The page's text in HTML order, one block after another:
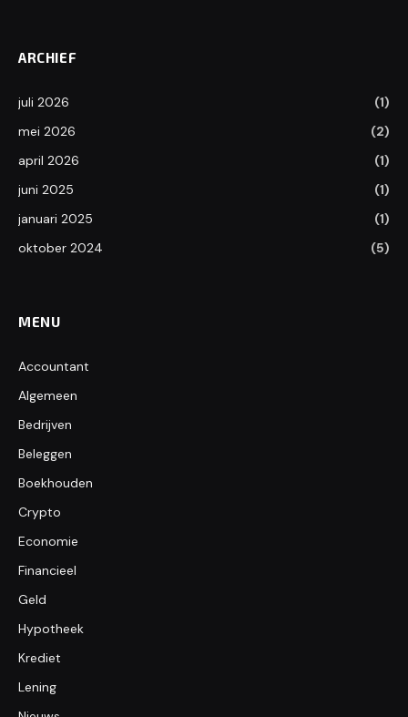
ARCHIEF
juli 2026
(1)
mei 2026
(2)
april 2026
(1)
juni 2025
(1)
januari 2025
(1)
oktober 2024
(5)
MENU
Accountant
Algemeen
Bedrijven
Beleggen
Boekhouden
Crypto
Economie
Financieel
Geld
Hypotheek
Krediet
Lening